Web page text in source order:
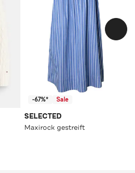
-67%* Sale
SELECTED
Maxirock gestreift